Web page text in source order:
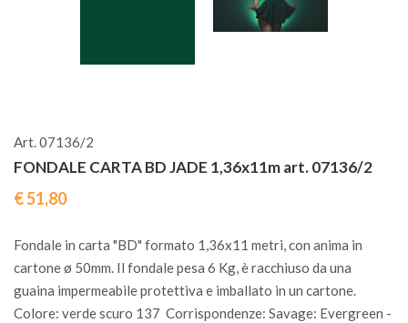
Art. 07136/2
FONDALE CARTA BD JADE 1,36x11m art. 07136/2
€ 51,80
Fondale in carta "BD" formato 1,36x11 metri, con anima in
cartone ø 50mm. Il fondale pesa 6 Kg, è racchiuso da una
guaina impermeabile protettiva e imballato in un cartone.
Colore: verde scuro 137 Corrispondenze: Savage: Evergreen -